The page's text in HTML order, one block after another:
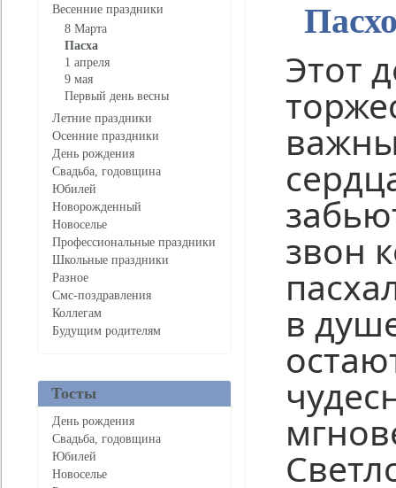
Весенние праздники
8 Марта
Пасха
1 апреля
9 мая
Первый день весны
Летние праздники
Осенние праздники
День рождения
Свадьба, годовщина
Юбилей
Новорожденный
Новоселье
Профессиональные праздники
Школьные праздники
Разное
Смс-поздравления
Коллегам
Будущим родителям
Тосты
День рождения
Свадьба, годовщина
Юбилей
Новоселье
Этот
звон
в